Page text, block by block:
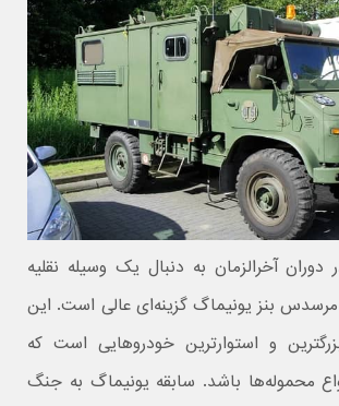
آخرالزمان به دنبال یک وسیله نقلیه
بنز یونیماگ گزینه‌ای عالی است. این
و استوارترین خودروهایی است که
محموله‌ها باشد. سابقه یونیماگ به جنگ